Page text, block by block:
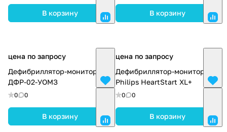
В корзину В корзину
цена по запросу
Дефибриллятор-монитор
ДФР-02-УОМЗ
0 0
В корзину
цена по запросу
Дефибриллятор-монитор
Philips HeartStart XL+
0 0
В корзину